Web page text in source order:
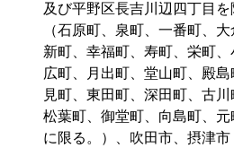
及び平野区長吉川辺四丁目
（石原町、泉町、一番町、
新町、幸福町、寿町、栄町
広町、月出町、堂山町、殿
見町、東田町、深田町、古川
松葉町、御堂町、向島町、
に限る。）、吹田市、摂津